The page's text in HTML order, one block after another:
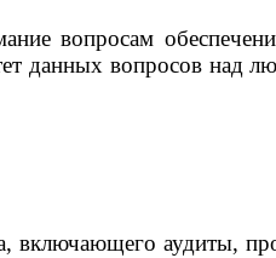
вопросам
данных вопросов
включающего аудиты,